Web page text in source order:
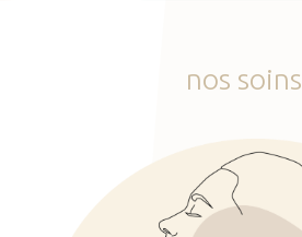
nos soins